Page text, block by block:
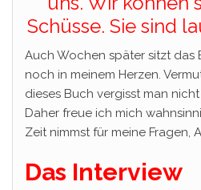
Schüsse. Sie sind
Auch Wochen später sitzt das
noch in meinem Herzen.
dieses Buch vergisst man
Daher freue ich mich
Zeit nimmst für meine Fragen,
Das Interview